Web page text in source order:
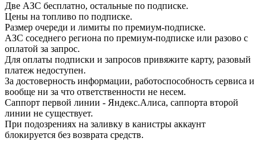
Две АЗС бесплатно, остальные по подписке.
Цены на топливо по подписке.
Размер очереди и лимиты по премиум-подписке.
АЗС соседнего региона по премиум-подписке или разово с
оплатой за запрос.
Для оплаты подписки и запросов привяжите карту, разовый
платеж недоступен.
За достоверность информации, работоспособность сервиса и
вообще ни за что ответственности не несем.
Саппорт первой линии - Яндекс.Алиса, саппорта второй
линии не существует.
При подозрениях на заливку в канистры аккаунт
блокируется без возврата средств.